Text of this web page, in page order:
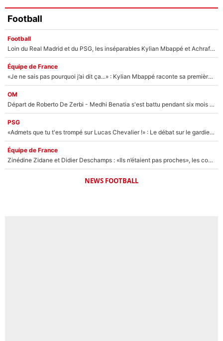
Football
Football
Loin du Real Madrid et du PSG, les inséparables Kylian Mbappé et Achraf Hakimi changent d'équipe le temps d'une journée !
Équipe de France
«Je ne sais pas pourquoi j’ai dit ça...» : Kylian Mbappé raconte sa première rencontre avec Zinédine Zidane (et c’est très drôle)
OM
Départ de Roberto De Zerbi - Medhi Benatia s'est battu pendant six mois pour le retenir à l'OM, le PSG a été le naufrage de trop : «Je pars avec toi»
PSG
«Admets que tu t'es trompé sur Lucas Chevalier !» : Le débat sur le gardien du PSG vire au clash à l'After Foot
Équipe de France
Zinédine Zidane et Didier Deschamps : «Ils n’étaient pas proches», les confidences d’un membre de l’équipe de France 1998 sur leur relation spéciale
NEWS FOOTBALL